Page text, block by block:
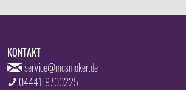
KONTAKT
service@mcsmoker.de
04441-9700225